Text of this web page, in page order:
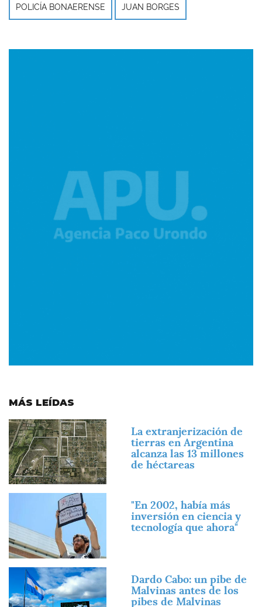
POLICÍA BONAERENSE JUAN BORGES
MÁS LEÍDAS
Imagen
La extranjerización de
tierras en Argentina
alcanza las 13 millones
de héctareas
"En 2002, había más
inversión en ciencia y
tecnología que ahora"
Imagen
Dardo Cabo: un pibe de
Malvinas antes de los
pibes de Malvinas